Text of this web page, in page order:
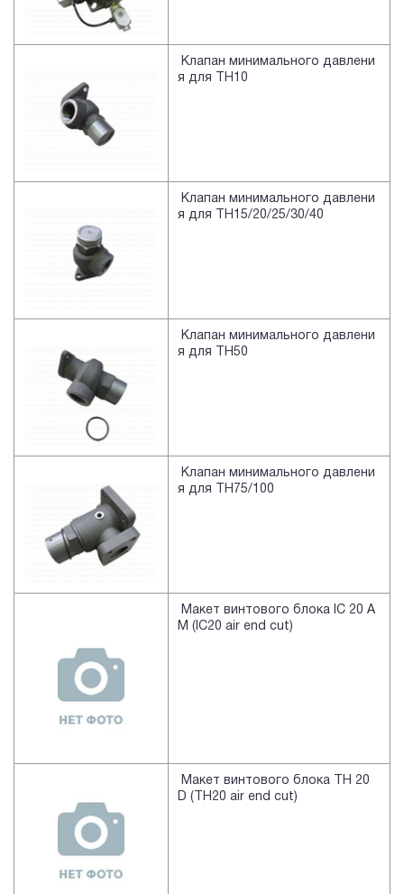
Клапан минимального давлени
я для TH10
Клапан минимального давлени
я для TH15/20/25/30/40
Клапан минимального давлени
я для TH50
Клапан минимального давлени
я для TH75/100
Макет винтового блока IC 20 A
M (IC20 air end cut)
Макет винтового блока TH 20
D (TH20 air end cut)